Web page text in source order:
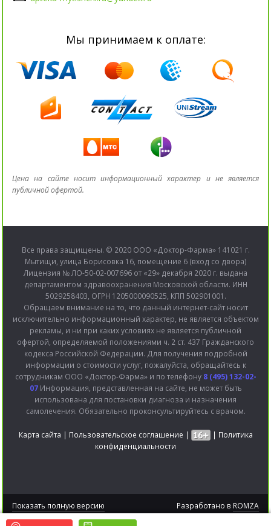
Мы принимаем к оплате:
Цена на сайте носит информационный характер и не является
публичной офертой.
Все права защищены. © 2020 ООО «Доктор-Фарма» 141021 г.
Мытищи, улица Борисовка 16, помещение 6 (вход со двора)
Лицензия № ЛО-50-02-007696 от «29» декабря 2020 г. выдана
департаментом здравоохранения Московской области. ИНН
5029258403, ОГРН 1205000090525, КПП 502901001.
Обращаем внимание на то, что данный интернет-сайт носит
исключительно информационный характер, не является объектом
рекламы, и ни при каких условиях не является публичной
офертой, определяемой положениями ч. 2 ст. 437 Гражданского
кодекса Российской Федерации. Для получения подробной
информации о стоимости услуг, пожалуйста, обращайтесь к
сотрудникам ООО «Доктор-Фарма» и по телефону 8 (495) 132-02-
07Информация, представленная на сайте, не может быть
использована для постановки диагноза и назначения
самолечения. Обязательно проконсультируйтесь с врачом.
Карта сайта | Пользовательское соглашение | | Политика
конфиденциальности
Показать полную версию
2015 © Bitronic версия 2.0
Разработано в ROMZA